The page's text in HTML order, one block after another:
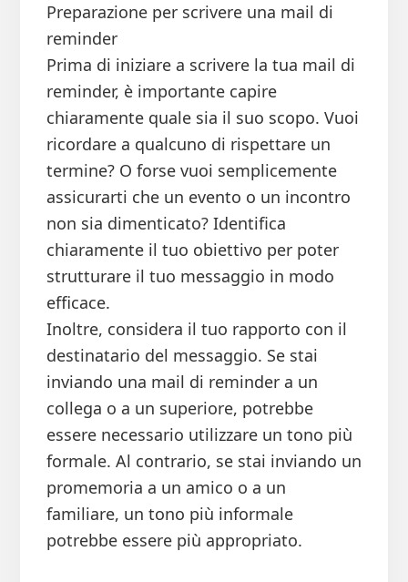
Preparazione per scrivere una mail di
reminder
Prima di iniziare a scrivere la tua mail di
reminder, è importante capire
chiaramente quale sia il suo scopo. Vuoi
ricordare a qualcuno di rispettare un
termine? O forse vuoi semplicemente
assicurarti che un evento o un incontro
non sia dimenticato? Identifica
chiaramente il tuo obiettivo per poter
strutturare il tuo messaggio in modo
efficace.
Inoltre, considera il tuo rapporto con il
destinatario del messaggio. Se stai
inviando una mail di reminder a un
collega o a un superiore, potrebbe
essere necessario utilizzare un tono più
formale. Al contrario, se stai inviando un
promemoria a un amico o a un
familiare, un tono più informale
potrebbe essere più appropriato.